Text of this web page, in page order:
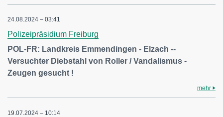
24.08.2024 – 03:41
Polizeipräsidium Freiburg
POL-FR: Landkreis Emmendingen - Elzach --
Versuchter Diebstahl von Roller / Vandalismus -
Zeugen gesucht !
mehr
19.07.2024 – 10:14